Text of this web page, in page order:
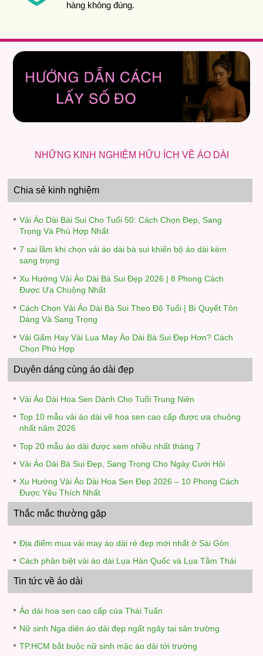
hàng không đúng.
NHỮNG KINH NGHIỆM HỮU ÍCH VỀ ÁO DÀI
Chia sẻ kinh nghiệm
Vải Áo Dài Bài Sui Cho Tuổi 50: Cách Chọn Đẹp, Sang
Trọng Và Phù Hợp Nhất
7 sai lầm khi chọn vải áo dài bà sui khiến bộ áo dài kém
sang trọng
Xu Hướng Vải Áo Dài Bà Sui Đẹp 2026 | 8 Phong Cách
Được Ưa Chuộng Nhất
Cách Chọn Vải Áo Dài Bà Sui Theo Độ Tuổi | Bí Quyết Tôn
Dáng Và Sang Trọng
Vải Gấm Hay Vải Lụa May Áo Dài Bà Sui Đẹp Hơn? Cách
Chọn Phù Hợp
Duyên dáng cùng áo dài đẹp
Vải Áo Dài Hoa Sen Dành Cho Tuổi Trung Niên
Top 10 mẫu vải áo dài vẽ hoa sen cao cấp được ưa chuộng
nhất năm 2026
Top 20 mẫu áo dài được xem nhiều nhất tháng 7
Vải Áo Dài Bà Sui Đẹp, Sang Trọng Cho Ngày Cưới Hỏi
Xu Hướng Vải Áo Dài Hoa Sen Đẹp 2026 – 10 Phong Cách
Được Yêu Thích Nhất
Thắc mắc thường gặp
Địa điểm mua vải may áo dài rẻ đẹp mới nhất ở Sài Gòn
Cách phân biệt vải áo dài Lụa Hàn Quốc và Lụa Tằm Thái
Tin tức về áo dài
Áo dài hoa sen cao cấp của Thái Tuấn
Nữ sinh Nga diện áo dài đẹp ngất ngây tại sân trường
TP.HCM bắt buộc nữ sinh mặc áo dài tới trường